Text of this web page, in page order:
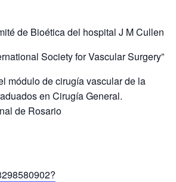
de Bioética del hospital J M Cullen
Society for Vascular Surgery”
módulo de cirugía vascular de la
en Cirugía General.
de Rosario